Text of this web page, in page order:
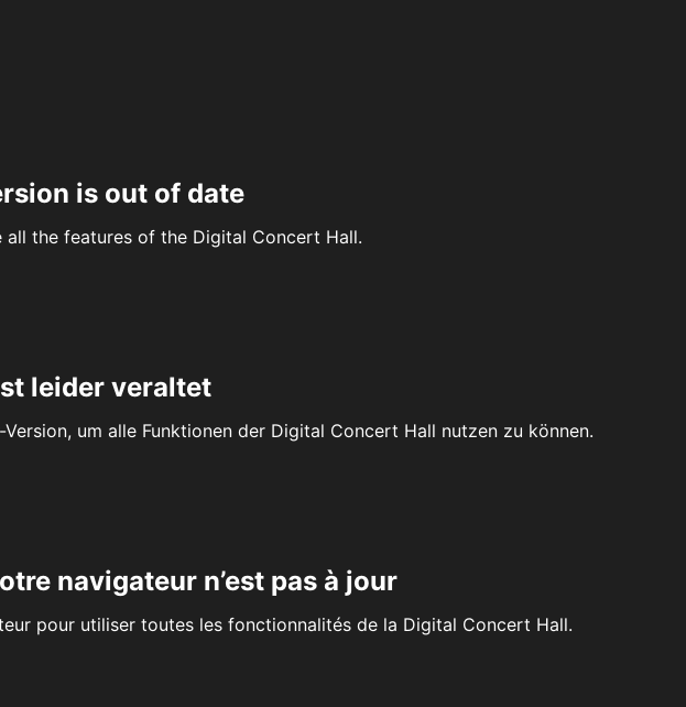
is out of date
the features of the Digital Concert Hall.
leider veraltet
um alle Funktionen der Digital Concert Hall nutzen zu können.
navigateur n’est pas à jour
pour utiliser toutes les fonctionnalités de la Digital Concert Hall.